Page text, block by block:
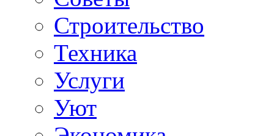
Строительство
Техника
Услуги
Уют